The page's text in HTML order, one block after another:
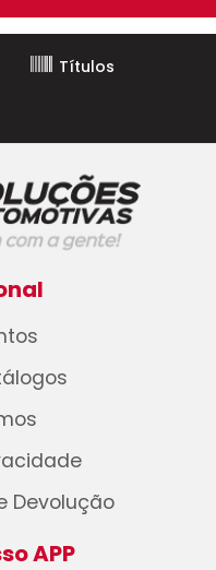
Títulos
Devolução
APP